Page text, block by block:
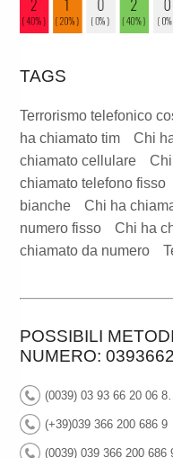
TAGS
Terrorismo telefonico
ha chiamato tim
Chi
chiamato cellulare
chiamato telefono fisso
bianche
Chi ha
numero fisso
Chi ha
chiamato da numero
POSSIBILI
NUMERO:
(0039)
(+39)039 366 200 686 9
(0039) 039 366 200 686